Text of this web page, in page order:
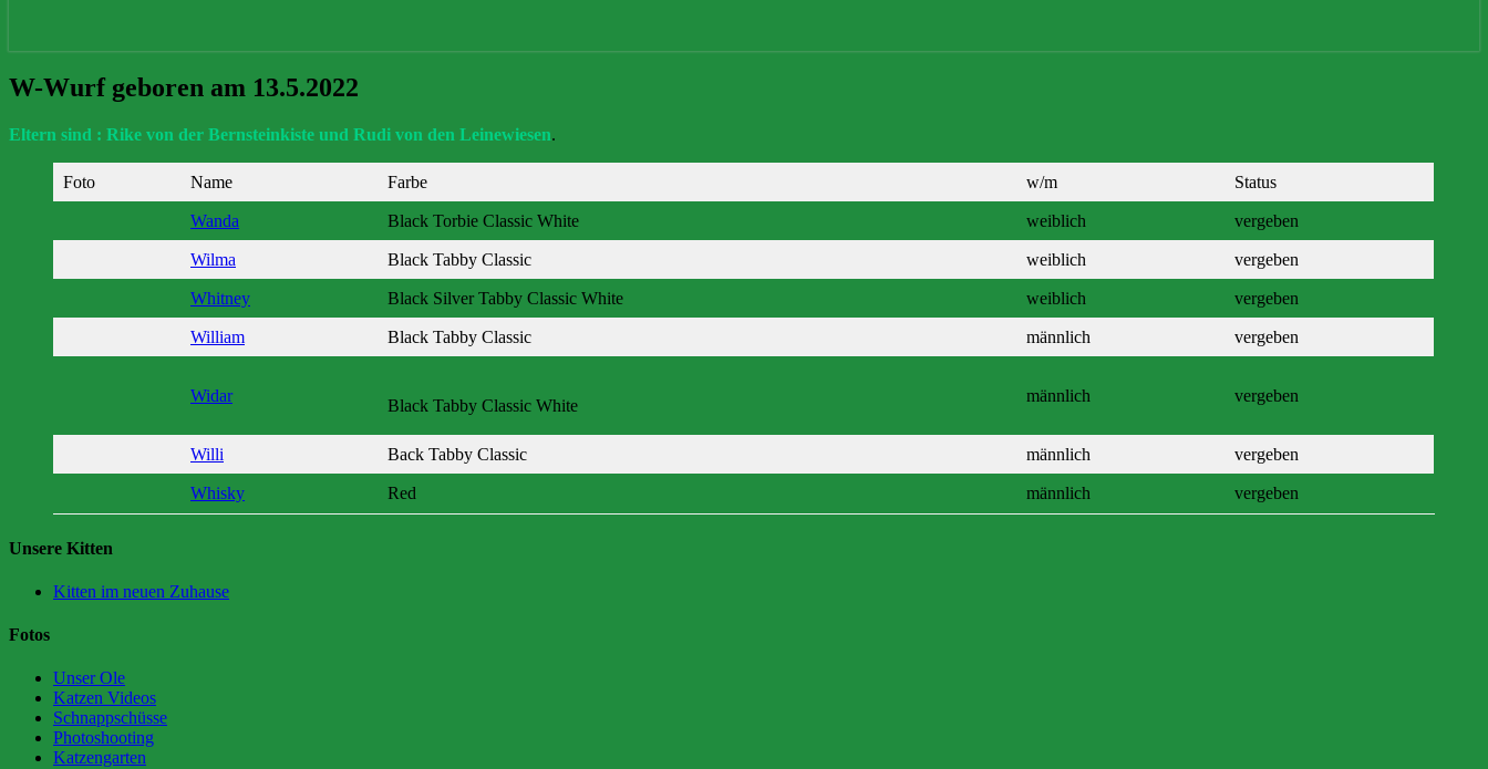
W-
Wurf
am
13.5.2022
W-Wurf geboren am 13.5.2022
Eltern sind : Rike von der Bernsteinkiste und Rudi von den Leinewiesen.
Foto Name Farbe w/m Status
Wanda Black Torbie Classic White weiblich vergeben
Wilma Black Tabby Classic weiblich vergeben
Whitney Black Silver Tabby Classic White weiblich vergeben
William Black Tabby Classic männlich vergeben
Widar
Black Tabby Classic White
männlich vergeben
Willi Back Tabby Classic männlich vergeben
Whisky Red männlich vergeben
Unsere Kitten
Kitten im neuen Zuhause
Fotos
Unser Ole
Katzen Videos
Schnappschüsse
Photoshooting
Katzengarten